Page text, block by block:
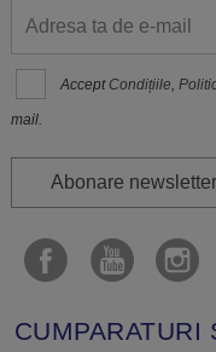
Accept Condițiile ,
mail.
Abonare newsletter
CUMPARATURI